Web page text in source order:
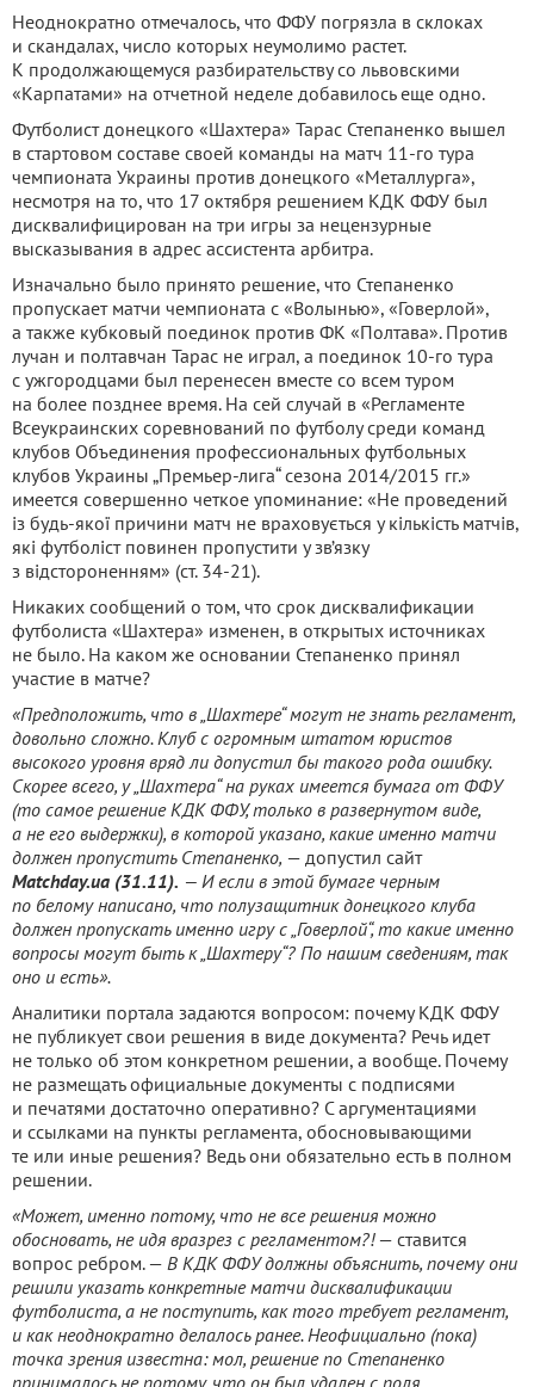
Неоднократно отмечалось, что ФФУ погрязла в склоках
и скандалах, число которых неумолимо растет.
К продолжающемуся разбирательству со львовскими
«Карпатами» на отчетной неделе добавилось еще одно.
Футболист донецкого «Шахтера» Тарас Степаненко вышел
в стартовом составе своей команды на матч 11-го тура
чемпионата Украины против донецкого «Металлурга»,
несмотря на то, что 17 октября решением КДК ФФУ был
дисквалифицирован на три игры за нецензурные
высказывания в адрес ассистента арбитра.
Изначально было принято решение, что Степаненко
пропускает матчи чемпионата с «Волынью», «Говерлой»,
а также кубковый поединок против ФК «Полтава». Против
лучан и полтавчан Тарас не играл, а поединок 10-го тура
с ужгородцами был перенесен вместе со всем туром
на более позднее время. На сей случай в «Регламенте
Всеукраинских соревнований по футболу среди команд
клубов Объединения профессиональных футбольных
клубов Украины „Премьер-лига“ сезона 2014/2015 гг.»
имеется совершенно четкое упоминание: «Не проведений
із будь-якої причини матч не враховується у кількість матчів,
які футболіст повинен пропустити у зв’язку
з відстороненням» (ст. 34-21).
Никаких сообщений о том, что срок дисквалификации
футболиста «Шахтера» изменен, в открытых источниках
не было. На каком же основании Степаненко принял
участие в матче?
«Предположить, что в „Шахтере“ могут не знать регламент,
довольно сложно. Клуб с огромным штатом юристов
высокого уровня вряд ли допустил бы такого рода ошибку.
Скорее всего, у „Шахтера“ на руках имеется бумага от ФФУ
(то самое решение КДК ФФУ, только в развернутом виде,
а не его выдержки), в которой указано, какие именно матчи
должен пропустить Степаненко, — допустил сайт
Matchday.ua (31.11). — И если в этой бумаге черным
по белому написано, что полузащитник донецкого клуба
должен пропускать именно игру с „Говерлой“, то какие именно
вопросы могут быть к „Шахтеру“? По нашим сведениям, так
оно и есть».
Аналитики портала задаются вопросом: почему КДК ФФУ
не публикует свои решения в виде документа? Речь идет
не только об этом конкретном решении, а вообще. Почему
не размещать официальные документы с подписями
и печатями достаточно оперативно? С аргументациями
и ссылками на пункты регламента, обосновывающими
те или иные решения? Ведь они обязательно есть в полном
решении.
«Может, именно потому, что не все решения можно
обосновать, не идя вразрез с регламентом?!— ставится
вопрос ребром. — В КДК ФФУ должны объяснить, почему они
решили указать конкретные матчи дисквалификации
футболиста, а не поступить, как того требует регламент,
и как неоднократно делалось ранее. Неофициально (пока)
точка зрения известна: мол, решение по Степаненко